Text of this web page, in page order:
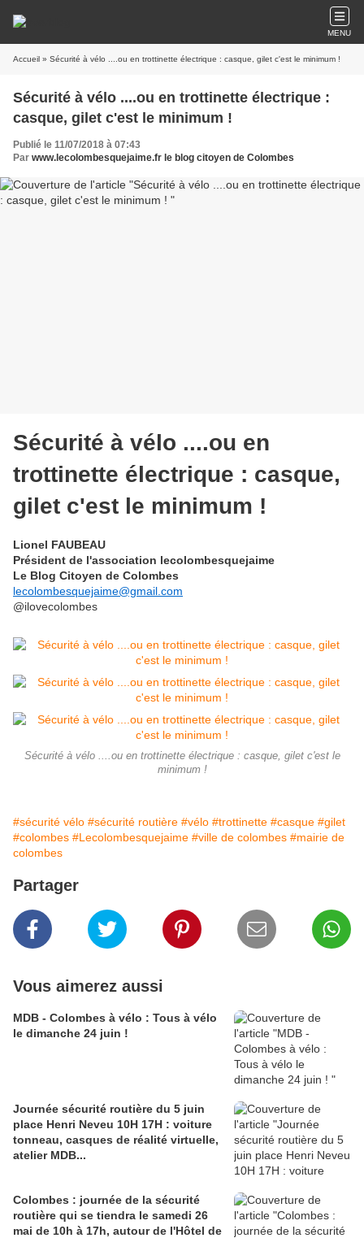
MENU
Accueil » Sécurité à vélo ....ou en trottinette électrique : casque, gilet c'est le minimum !
Sécurité à vélo ....ou en trottinette électrique :
casque, gilet c'est le minimum !
Publié le 11/07/2018 à 07:43
Par www.lecolombesquejaime.fr le blog citoyen de Colombes
Sécurité à vélo ....ou en
trottinette électrique : casque,
gilet c'est le minimum !
Lionel FAUBEAU
Président de l'association lecolombesquejaime
Le Blog Citoyen de Colombes
lecolombesquejaime@gmail.com
@ilovecolombes
Sécurité à vélo ....ou en trottinette électrique : casque, gilet c'est le
minimum !
#sécurité vélo #sécurité routière #vélo #trottinette #casque #gilet
#colombes #Lecolombesquejaime #ville de colombes #mairie de
colombes
Partager
Vous aimerez aussi
MDB - Colombes à vélo : Tous à vélo
le dimanche 24 juin !
Journée sécurité routière du 5 juin
place Henri Neveu 10H 17H : voiture
tonneau, casques de réalité virtuelle,
atelier MDB...
Colombes : journée de la sécurité
routière qui se tiendra le samedi 26
mai de 10h à 17h, autour de l'Hôtel de